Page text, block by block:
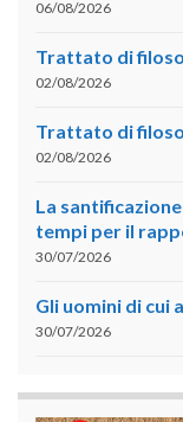
06/08/2026
Trattato di
02/08/2026
Trattato di
02/08/2026
La
tempi per il
30/07/2026
Gli uomini di cui
30/07/2026